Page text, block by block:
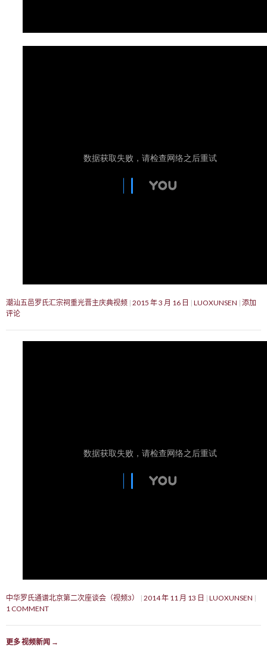
潮汕五邑罗氏汇宗祠重光晋主庆典视频 2015 年 3 月 16 日 LUOXUNSEN 添加
评论
中华罗氏通谱北京第二次座谈会（视频3） 2014 年 11 月 13 日
LUOXUNSEN
1 COMMENT
更多 视频新闻 →